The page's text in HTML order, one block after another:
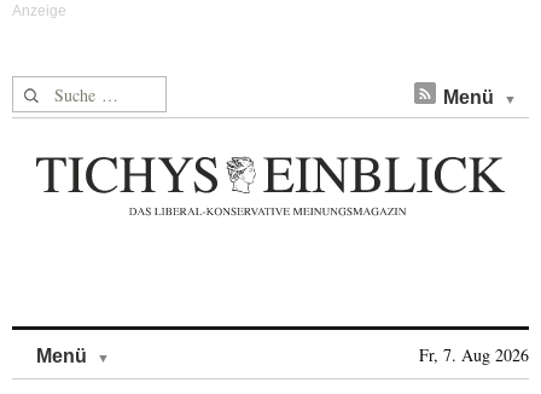
Suche nach: Menü
Menü Fr, 7. Aug 2026